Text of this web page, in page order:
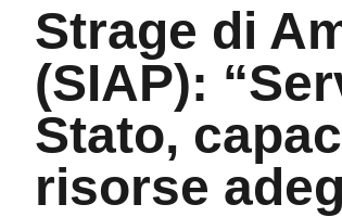
Strage di
(SIAP):
Stato,
risorse